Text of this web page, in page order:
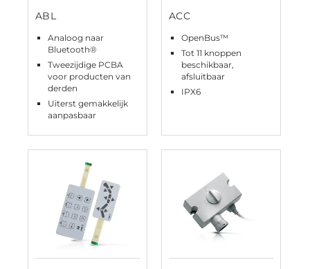
ABL
Analoog naar
Bluetooth®
Tweezijdige PCBA
voor producten van
derden
Uiterst gemakkelijk
aanpasbaar
ACC
OpenBus™
Tot 11 knoppen
beschikbaar,
afsluitbaar
IPX6